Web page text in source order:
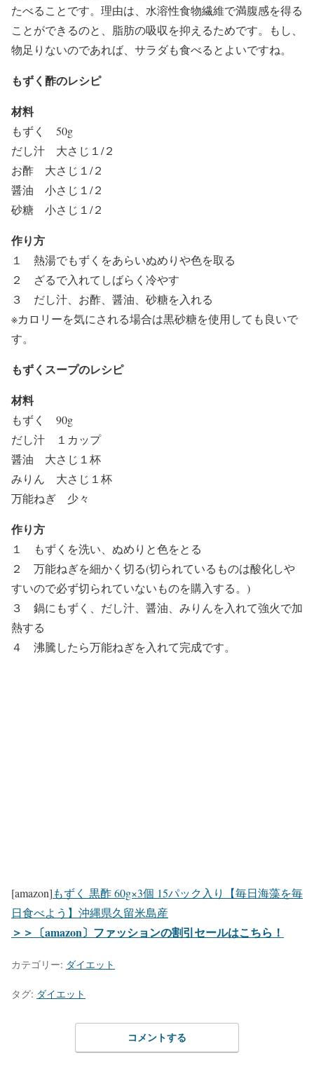
たべることです。理由は、水溶性食物繊維で満腹感を得る
ことができるのと、脂肪の吸収を抑えるためです。もし、
物足りないのであれば、サラダも食べるとよいですね。
もずく酢のレシピ
材料
もずく 50g
だし汁 大さじ１/２
お酢 大さじ１/２
醤油 小さじ１/２
砂糖 小さじ１/２
作り方
１ 熱湯でもずくをあらいぬめりや色を取る
２ ざるで入れてしばらく冷やす
３ だし汁、お酢、醤油、砂糖を入れる
※カロリーを気にされる場合は黒砂糖を使用しても良いで
す。
もずくスープのレシピ
材料
もずく 90g
だし汁 １カップ
醤油 大さじ１杯
みりん 大さじ１杯
万能ねぎ 少々
作り方
１ もずくを洗い、ぬめりと色をとる
２ 万能ねぎを細かく切る(切られているものは酸化しや
すいので必ず切られていないものを購入する。)
３ 鍋にもずく、だし汁、醤油、みりんを入れて強火で加
熱する
４ 沸騰したら万能ねぎを入れて完成です。
[amazon]もずく 黒酢 60g×3個 15パック入り【毎日海藻を毎
日食べよう】沖縄県久留米島産
＞＞〔amazon〕ファッションの割引セールはこちら！
カテゴリー: ダイエット
タグ: ダイエット
コメントする